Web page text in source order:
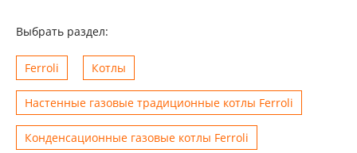
Выбрать раздел:
Ferroli Котлы
Настенные газовые традиционные котлы Ferroli
Конденсационные газовые котлы Ferroli